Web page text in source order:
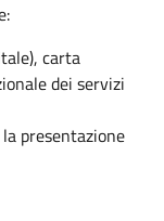
carta
dei servizi
presentazione